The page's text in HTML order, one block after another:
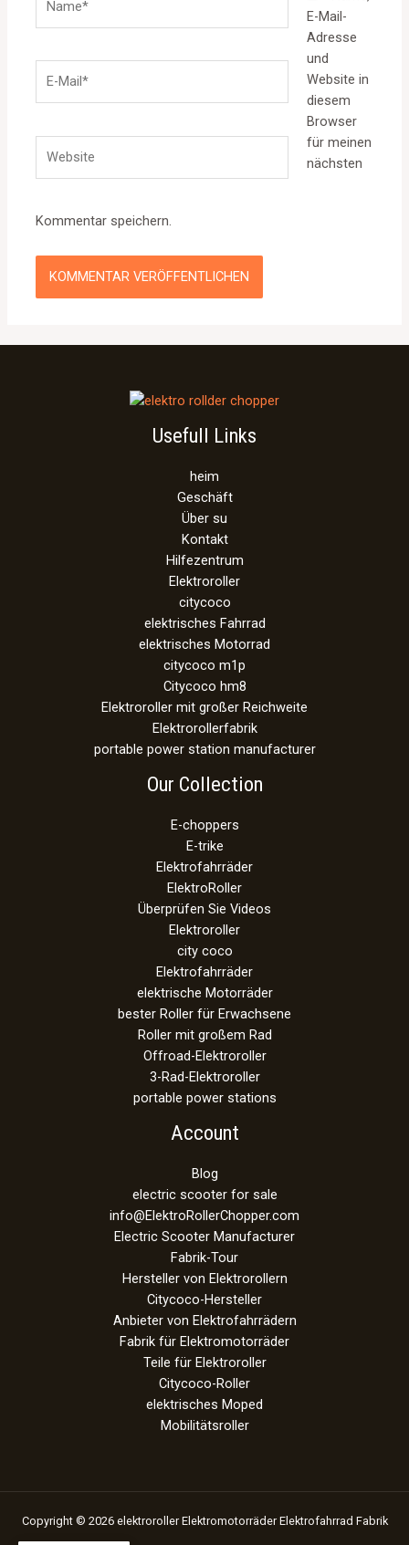
Mail*
E-Mail-
Adresse
und
Website in
diesem
Browser
für meinen
nächsten
Kommentar speichern.
Usefull Links
heim
Geschäft
Über su
Kontakt
Hilfezentrum
Elektroroller
citycoco
elektrisches Fahrrad
elektrisches Motorrad
citycoco m1p
Citycoco hm8
Elektroroller mit großer Reichweite
Elektrorollerfabrik
portable power station manufacturer
Our Collection
E-choppers
E-trike
Elektrofahrräder
ElektroRoller
Überprüfen Sie Videos
Elektroroller
city coco
Elektrofahrräder
elektrische Motorräder
bester Roller für Erwachsene
Roller mit großem Rad
Offroad-Elektroroller
3-Rad-Elektroroller
portable power stations
Account
Blog
electric scooter for sale
info@ElektroRollerChopper.com
Electric Scooter Manufacturer
Fabrik-Tour
Hersteller von Elektrorollern
Citycoco-Hersteller
Anbieter von Elektrofahrrädern
Fabrik für Elektromotorräder
Teile für Elektroroller
Citycoco-Roller
elektrisches Moped
Mobilitätsroller
Copyright © 2026 elektroroller Elektromotorräder Elektrofahrrad Fabrik